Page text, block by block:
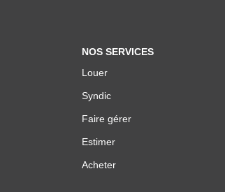
NOS SERVICES
Louer
Syndic
Faire gérer
Estimer
Acheter